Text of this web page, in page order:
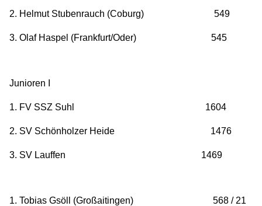
2. Helmut Stubenrauch (Coburg) 549
3. Olaf Haspel (Frankfurt/Oder) 545
Junioren I
1. FV SSZ Suhl 1604
2. SV Schönholzer Heide 1476
3. SV Lauffen 1469
1. Tobias Gsöll (Großaitingen) 568 / 21